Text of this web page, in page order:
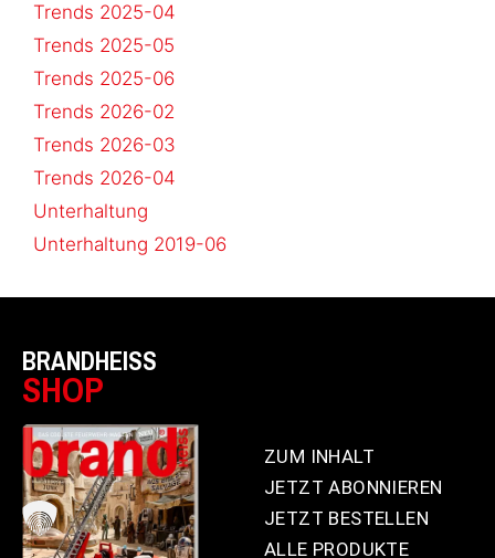
Trends 2025-04
Trends 2025-05
Trends 2025-06
Trends 2026-02
Trends 2026-03
Trends 2026-04
Unterhaltung
Unterhaltung 2019-06
BRANDHEISS
SHOP
ZUM INHALT
JETZT ABONNIEREN
JETZT BESTELLEN
ALLE PRODUKTE